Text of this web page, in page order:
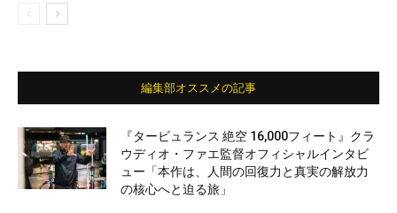
編集部オススメの記事
『タービュランス 絶空 16,000フィート』クラ
ウディオ・ファエ監督オフィシャルインタビ
ュー「本作は、人間の回復力と真実の解放力
の核心へと迫る旅」